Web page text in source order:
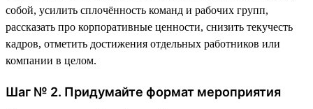
собой, усилить сплочённость команд и рабочих групп,
рассказать про корпоративные ценности, снизить текучесть
кадров, отметить достижения отдельных работников или
компании в целом.
Шаг № 2. Придумайте формат мероприятия